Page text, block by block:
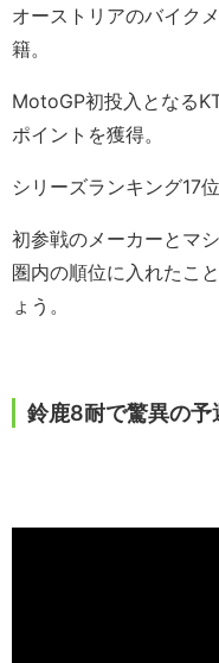
オーストリアのバイク
籍。
MotoGP初投入となる
ポイントを獲得。
シリーズランキング17
初参戦のメーカーとマ
圏内の順位に入れたこ
ょう。
鈴鹿8耐で驚異の予